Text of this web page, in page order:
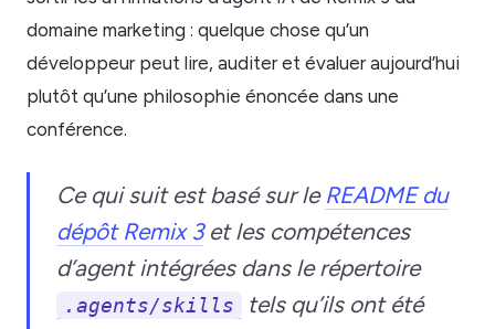
domaine marketing : quelque chose qu’un
développeur peut lire, auditer et évaluer aujourd’hui
plutôt qu’une philosophie énoncée dans une
conférence.
Ce qui suit est basé sur le README du
dépôt Remix 3et les compétences
d’agent intégrées dans le répertoire
.agents/skills
tels qu’ils ont été